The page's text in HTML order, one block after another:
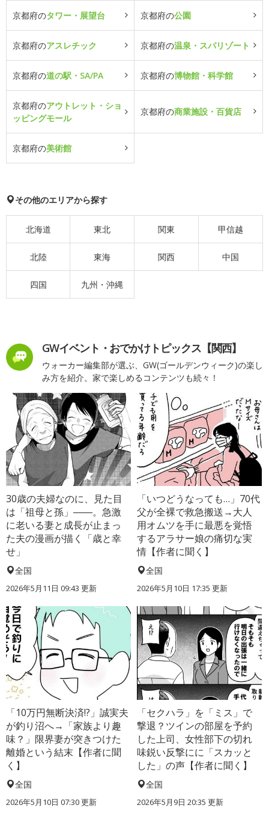
京都府のタワー・展望台 京都府の公園
京都府のアスレチック 京都府の温泉・スパリゾート
京都府の道の駅・SA/PA 京都府の博物館・科学館
京都府のアウトレット・ショ
ッピングモール
京都府の商業施設・百貨店
京都府の美術館
その他のエリアから探す
北海道 東北 関東 甲信越
北陸 東海 関西 中国
四国 九州・沖縄
GWイベント・おでかけトピックス【関西】
ウォーカー編集部が選ぶ、GW(ゴールデンウィーク)の楽し
み方を紹介。家で楽しめるコンテンツも続々！
30歳の夫婦なのに、見た目
は「祖母と孫」――。急激
に老いる妻と成長が止まっ
た夫の漫画が描く「歳と幸
せ」
全国
2026年5月11日 09:43 更新
「いつどうなっても…」70代
父が全裸で救急搬送→大人
用オムツを手に最悪を覚悟
するアラサー娘の痛切な実
情【作者に聞く】
全国
2026年5月10日 17:35 更新
「10万円無断決済!?」誠実夫
が釣り沼へ→「家族より趣
味？」限界妻が突きつけた
離婚という結末【作者に聞
く】
全国
2026年5月10日 07:30 更新
「セクハラ」を「ミス」で
撃退？ツインの部屋を予約
した上司、女性部下の切れ
味鋭い反撃にに「スカッと
した」の声【作者に聞く】
全国
2026年5月9日 20:35 更新